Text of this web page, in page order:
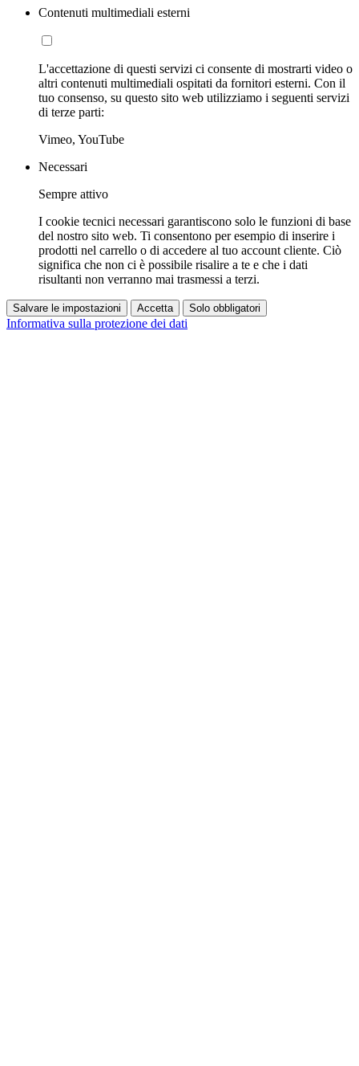
Contenuti multimediali esterni
L'accettazione di questi servizi ci consente di mostrarti video o
altri contenuti multimediali ospitati da fornitori esterni. Con il
tuo consenso, su questo sito web utilizziamo i seguenti servizi
di terze parti:
Vimeo, YouTube
Necessari
Sempre attivo
I cookie tecnici necessari garantiscono solo le funzioni di base
del nostro sito web. Ti consentono per esempio di inserire i
prodotti nel carrello o di accedere al tuo account cliente. Ciò
significa che non ci è possibile risalire a te e che i dati
risultanti non verranno mai trasmessi a terzi.
Salvare le impostazioni Accetta Solo obbligatori
Informativa sulla protezione dei dati